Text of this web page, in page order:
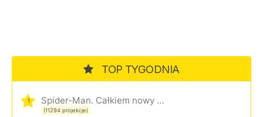
TOP TYGODNIA
1 Spider-Man. Całkiem nowy dzień
(11294 projekcje)